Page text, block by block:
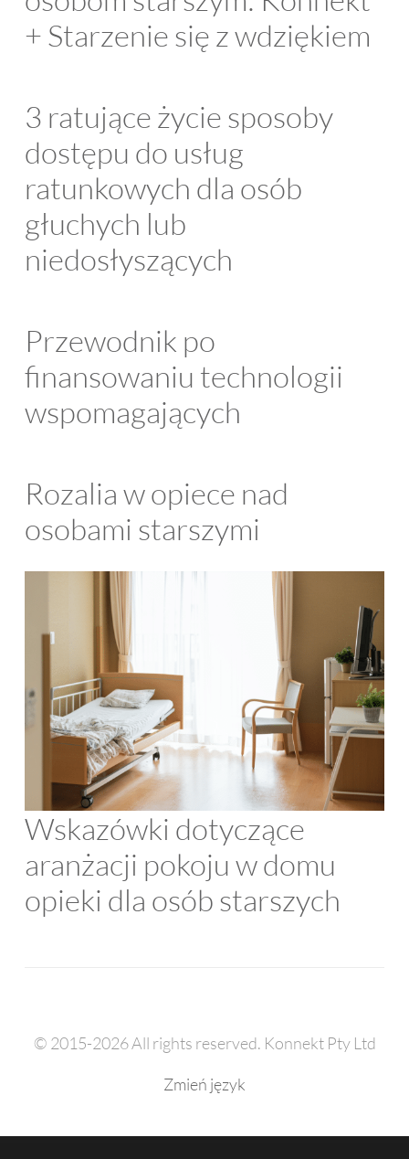
+ Starzenie się z wdziękiem
3 ratujące życie sposoby
dostępu do usług
ratunkowych dla osób
głuchych lub
niedosłyszących
Przewodnik po
finansowaniu technologii
wspomagających
Rozalia w opiece nad
osobami starszymi
Wskazówki dotyczące
aranżacji pokoju w domu
opieki dla osób starszych
© 2015-2026 All rights reserved. Konnekt Pty Ltd
Zmień język